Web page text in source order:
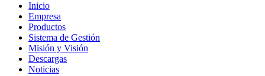
Inicio
Empresa
Productos
Sistema de Gestión
Misión y Visión
Descargas
Noticias